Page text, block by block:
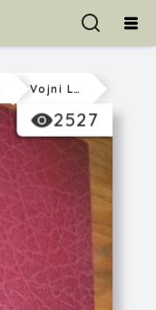
Vojni Leksikon
2527